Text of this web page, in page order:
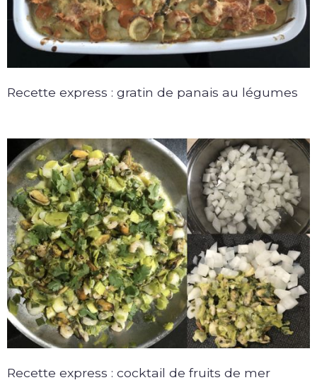
Recette express : gratin de panais au légumes
Recette express : cocktail de fruits de mer